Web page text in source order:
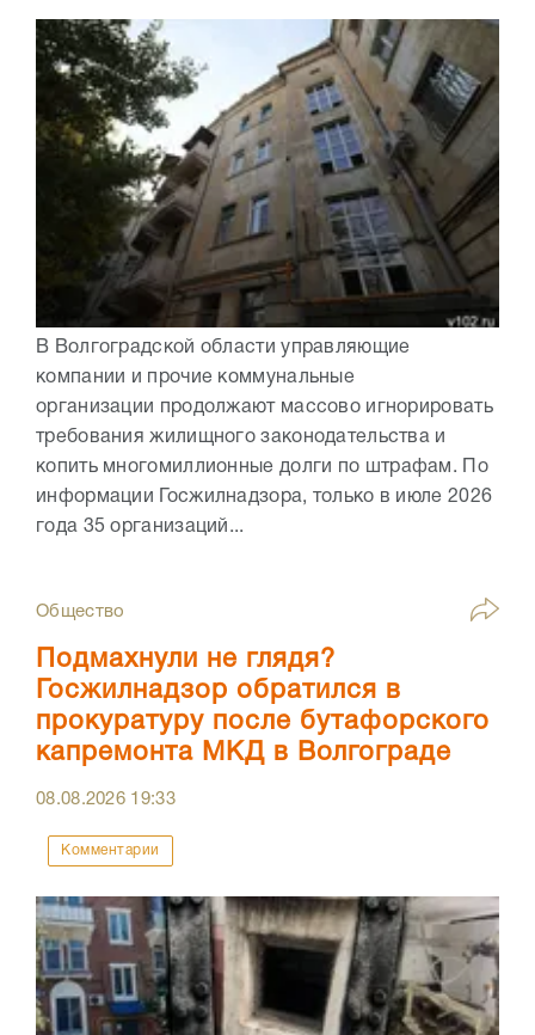
В Волгоградской области управляющие
компании и прочие коммунальные
организации продолжают массово игнорировать
требования жилищного законодательства и
копить многомиллионные долги по штрафам. По
информации Госжилнадзора, только в июле 2026
года 35 организаций...
Общество
Подмахнули не глядя?
Госжилнадзор обратился в
прокуратуру после бутафорского
капремонта МКД в Волгограде
08.08.2026 19:33
Комментарии